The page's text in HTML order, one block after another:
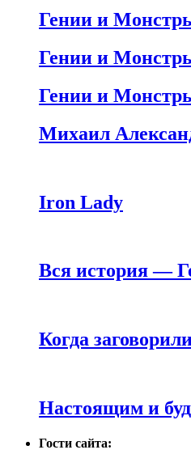
Гении и
Гении и
Гении и
Михаил
Iron Lady
Вся история —
Когда
Настоящим и
Гости сайта: